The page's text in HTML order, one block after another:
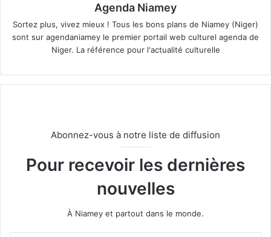
Agenda Niamey
Sortez plus, vivez mieux ! Tous les bons plans de Niamey (Niger)
sont sur agendaniamey le premier portail web culturel agenda de
Niger. La référence pour l'actualité culturelle
Abonnez-vous à notre liste de diffusion
Pour recevoir les dernières
nouvelles
À Niamey et partout dans le monde.